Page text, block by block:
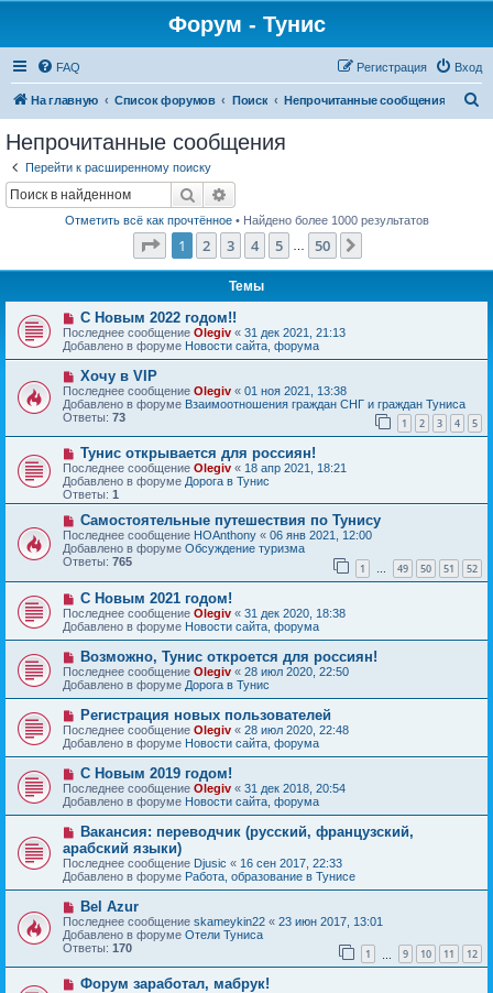
Форум - Тунис
FAQ Вход
Регистрация
На главную Список форумов Поиск Непрочитанные сообщения
Непрочитанные сообщения
Перейти к расширенному поиску
Поиск
Отметить всё как прочтённое• Найдено более 1000 результатов
Страница из 50
1 2 3 4 5 50
Темы
Н
о
в
о
е
с
о
о
б
щ
е
и
е
С Новым 2022 годом!!
Последнее сообщение Olegiv « 31 дек 2021, 21:13
Добавлено в форуме Новости сайта, форума
Н
о
в
о
е
с
о
о
б
щ
е
н
и
е
Хочу в VIP
Последнее сообщение Olegiv « 01 ноя 2021, 13:38
Добавлено в форуме Взаимоотношения граждан СНГ и граждан Туниса
Ответы: 73 1 2 3 4 5
Н
о
в
о
е
с
о
б
щ
е
н
и
е
Тунис открывается для россиян!
Последнее сообщение Olegiv « 18 апр 2021, 18:21
Добавлено в форуме Дорога в Тунис
Ответы: 1
Н
о
в
о
е
с
о
о
б
е
н
и
е
Самостоятельные путешествия по Тунису
Последнее сообщение HOAnthony « 06 янв 2021, 12:00
Добавлено в форуме Обсуждение туризма
Ответы: 765 1 … 49 50 51 52
Н
о
в
о
е
с
о
о
б
щ
е
н
и
е
С Новым 2021 годом!
Последнее сообщение Olegiv « 31 дек 2020, 18:38
Добавлено в форуме Новости сайта, форума
Н
о
в
о
е
с
о
о
б
щ
е
н
и
е
Возможно, Тунис откроется для россиян!
Последнее сообщение Olegiv « 28 июл 2020, 22:50
Добавлено в форуме Дорога в Тунис
Н
о
в
о
с
о
о
б
щ
е
н
и
е
Регистрация новых пользователей
Последнее сообщение Olegiv « 28 июл 2020, 22:48
Добавлено в форуме Новости сайта, форума
Н
о
в
о
е
с
о
о
б
щ
е
н
и
е
С Новым 2019 годом!
Последнее сообщение Olegiv « 31 дек 2018, 20:54
Добавлено в форуме Новости сайта, форума
Н
в
о
е
с
о
б
щ
и
Вакансия: переводчик (русский, французский,
арабский языки)
Последнее сообщение Djusic « 16 сен 2017, 22:33
Добавлено в форуме Работа, образование в Тунисе
Н
о
в
о
е
с
о
Bel Azur
Последнее сообщение skameykin22 « 23 июн 2017, 13:01
Добавлено в форуме Отели Туниса
Ответы: 170 1 9 10 11 12
НФорум заработал, мабрук!